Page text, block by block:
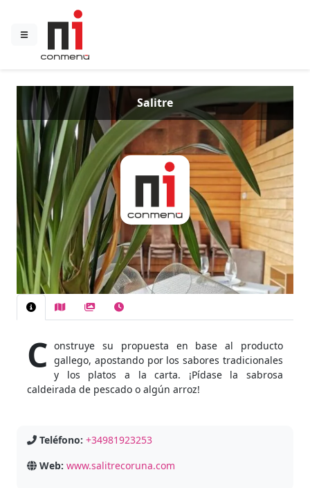
Salitre
C onstruye su propuesta en base al producto
gallego, apostando por los sabores tradicionales
y los platos a la carta. ¡Pídase la sabrosa
caldeirada de pescado o algún arroz!
Teléfono: +34981923253
Web: www.salitrecoruna.com